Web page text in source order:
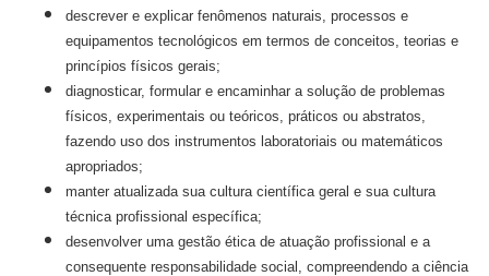
descrever e explicar fenômenos naturais, processos e
equipamentos tecnológicos em termos de conceitos, teorias e
princípios físicos gerais;
diagnosticar, formular e encaminhar a solução de problemas
físicos, experimentais ou teóricos, práticos ou abstratos,
fazendo uso dos instrumentos laboratoriais ou matemáticos
apropriados;
manter atualizada sua cultura científica geral e sua cultura
técnica profissional específica;
desenvolver uma gestão ética de atuação profissional e a
consequente responsabilidade social, compreendendo a ciência